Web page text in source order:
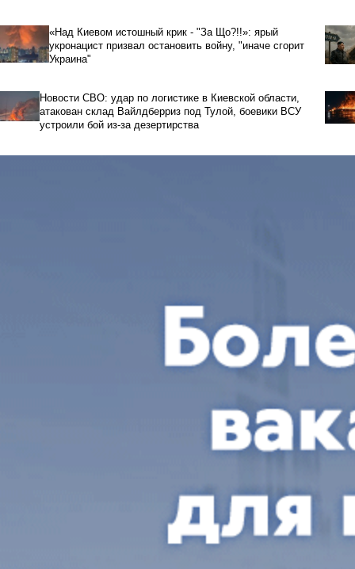
«Над Киевом истошный крик - "За Що?!!»: ярый
укронацист призвал остановить войну, "иначе сгорит
Украина"
Новости СВО: удар по логистике в Киевской области,
атакован склад Вайлдберриз под Тулой, боевики ВСУ
устроили бой из-за дезертирства